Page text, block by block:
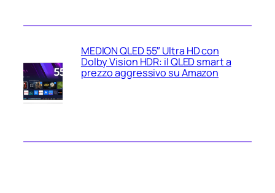
MEDION QLED 55″ Ultra HD con
Dolby Vision HDR: il QLED smart a
prezzo aggressivo su Amazon